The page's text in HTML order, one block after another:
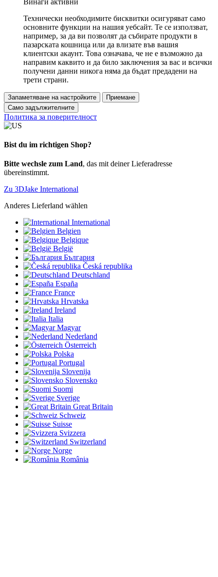
Технически необходимите бисквитки осигуряват само
основните функции на нашия уебсайт. Те се използват,
например, за да ви позволят да събирате продукти в
пазарската кошница или да влизате във вашия
клиентски акаунт. Това означава, че не е възможно да
направим каквито и да било заключения за вас и всички
получени данни никога няма да бъдат предадени на
трети страни.
Запаметяване на настройките
Приемане
Само задължителните
Политика за поверителност
Bist du im richtigen Shop?
Bitte wechsle zum Land, das mit deiner Lieferadresse
übereinstimmt.
Zu 3DJake International
Anderes Lieferland wählen
International
Belgien
Belgique
België
България
Česká republika
Deutschland
España
France
Hrvatska
Ireland
Italia
Magyar
Nederland
Österreich
Polska
Portugal
Slovenija
Slovensko
Suomi
Sverige
Great Britain
Schweiz
Suisse
Svizzera
Switzerland
Norge
România